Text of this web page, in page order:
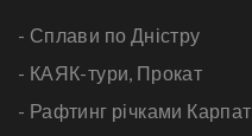
- Сплави по Дністру
- КАЯК-тури, Прокат
- Рафтинг річками Карпат